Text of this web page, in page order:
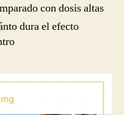
con dosis altas
dura el efecto